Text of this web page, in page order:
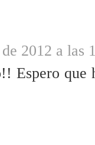
2012 a las
Espero que